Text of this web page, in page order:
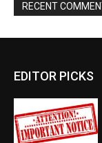
RECENT
EDITOR PICKS